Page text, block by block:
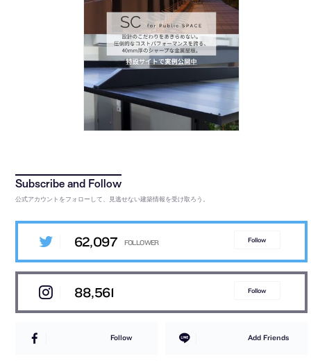
公式アカウントをフォローして、見逃せない建築情報を受け取ろう。
62,097 Follow
88,561 Follow
Follow Add Friends